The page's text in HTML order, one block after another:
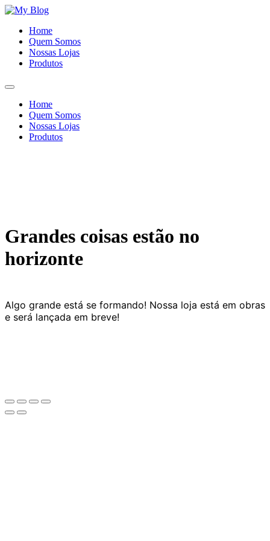
Ir
conteúdo
Home
Quem Somos
Nossas Lojas
Produtos
Home
Quem Somos
Nossas Lojas
Produtos
Grandes coisas estão no
horizonte
Algo grande está se formando! Nossa loja está em obras
e será lançada em breve!